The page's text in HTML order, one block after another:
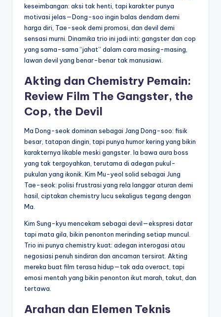
keseimbangan: aksi tak henti, tapi karakter punya
motivasi jelas—Dong-soo ingin balas dendam demi
harga diri, Tae-seok demi promosi, dan devil demi
sensasi murni. Dinamika trio ini jadi inti: gangster dan cop
yang sama-sama “jahat” dalam cara masing-masing,
lawan devil yang benar-benar tak manusiawi.
Akting dan Chemistry Pemain:
Review Film The Gangster, the
Cop, the Devil
Ma Dong-seok dominan sebagai Jang Dong-soo: fisik
besar, tatapan dingin, tapi punya humor kering yang bikin
karakternya likable meski gangster. Ia bawa aura boss
yang tak tergoyahkan, terutama di adegan pukul-
pukulan yang ikonik. Kim Mu-yeol solid sebagai Jung
Tae-seok: polisi frustrasi yang rela langgar aturan demi
hasil, ciptakan chemistry lucu sekaligus tegang dengan
Ma.
Kim Sung-kyu mencekam sebagai devil—ekspresi datar
tapi mata gila, bikin penonton merinding setiap muncul.
Trio ini punya chemistry kuat: adegan interogasi atau
negosiasi penuh sindiran dan ancaman tersirat. Akting
mereka buat film terasa hidup—tak ada overact, tapi
emosi mentah yang bikin penonton ikut marah, takut, dan
tertawa.
Arahan dan Elemen Teknis